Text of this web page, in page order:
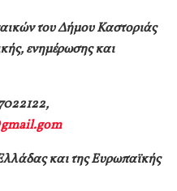
του Δήμου Καστοριάς
ενημέρωσης και
και της Ευρωπαϊκής